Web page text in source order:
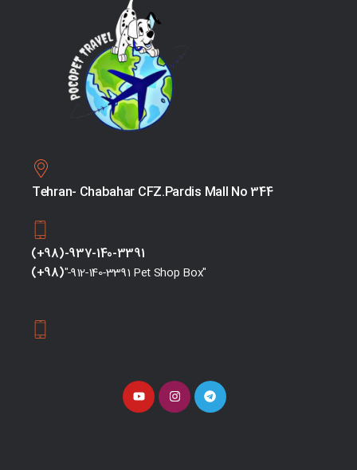
Tehran- Chabahar CFZ.Pardis Mall No 344
(+98)-937-140-3391
(+98)"-912-140-3391 Pet Shop Box"